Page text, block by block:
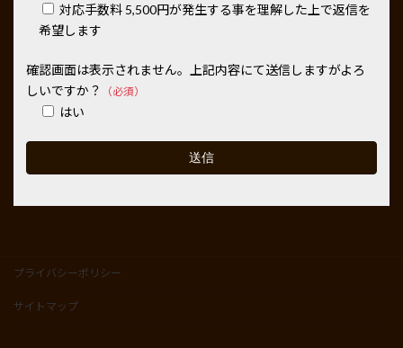
対応手数料 5,500円が発生する事を理解した上で返信を
希望します
確認画面は表示されません。上記内容にて送信しますがよろ
しいですか？
（必須）
はい
プライバシーポリシー
サイトマップ